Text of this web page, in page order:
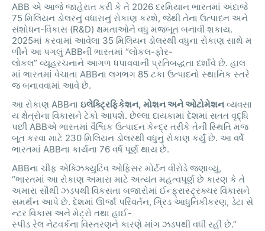
ABB એ આજે જાહેરાત કરી કે તે 2026 દરમિયાન ભારતમાં અંદાજે
75 મિલિયન ડોલરનું વધારાનું રોકાણ કરશે, જેથી તેના ઉત્પાદન અને
સંશોધન-વિકાસ (R&D) ક્ષમતાઓને વધુ મજબૂત બનાવી શકાય.
2025માં કરવામાં આવેલા 35 મિલિયન ડોલરથી વધુના રોકાણ સાથે મ
ળીને આ પગલું ABBની ભારતમાં “લોકલ-ફોર-
લોકલ” વ્યૂહરચનાને આગળ ધપાવવાની પ્રતિબદ્ધતા દર્શાવે છે. હાલ
માં ભારતમાં વેચાતા ABBના લગભગ 85 ટકા ઉત્પાદનો સ્થાનિક સ્તરે
જ બનાવવામાં આવે છે.
આ રોકાણ ABBના ઇલેક્ટ્રિફિકેશન, મોશનઅનેઓટોમેશન વ્યવસા
ય ક્ષેત્રોના વિકાસને ટેકો આપશે. છેલ્લા દાયકામાં દેશમાં સતત વૃદ્ધિ
પછી ABBએ ભારતમાં વૈશ્વિક ઉત્પાદન કેન્દ્ર તરીકે તેની સ્થિતિ મજ
બૂત કરવા માટે 230 મિલિયન ડોલરથી વધુનું રોકાણ કર્યું છે. આ વર્ષે
ભારતમાં ABBના કાર્યના 76 વર્ષ પૂર્ણ થાય છે.
ABBના ચીફ એક્ઝિક્યુટિવ ઓફિસર મોર્ટન વીરોડે જણાવ્યું,
“ભારતમાં આ રોકાણ અમારા માટે અત્યંત મહત્વપૂર્ણ છે કારણ કે તે
અમારા સૌથી ઝડપથી વિકસતા બજારોમાં ઈન્ફ્રાસ્ટ્રક્ચર વિકાસને
સમર્થન આપે છે. દેશમાં ઊર્જા પરિવર્તન, ગ્રિડ આધુનિકીકરણ, ડેટા સે
ન્ટર વિકાસ અને મેટ્રો તથા હાઈ-
સ્પીડ રેલ નેટવર્કના વિસ્તરણને કારણે માંગ ઝડપથી વધી રહી છે.”